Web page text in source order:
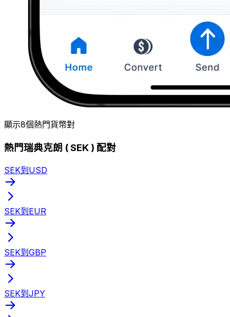
顯示8個熱門貨幣對
熱門瑞典克朗 ( SEK ) 配對
SEK到USD
SEK到EUR
SEK到GBP
SEK到JPY